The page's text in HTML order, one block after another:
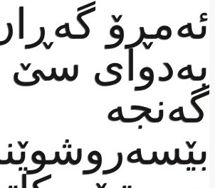
ئەمڕۆ
بەدوای سێ
گەنجە